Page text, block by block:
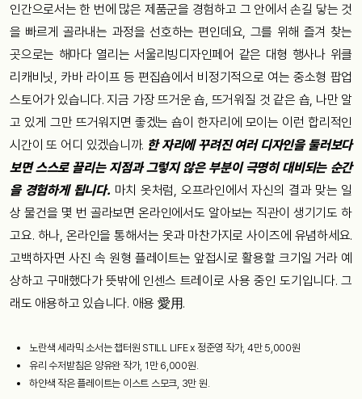
인간으로서는 한 번에 많은 제품군을 경험하고 그 안에서 손길 닿는 것
을 빠르게 골라내는 과정을 선호하는 편인데요, 그를 위해 즐겨 찾는
곳으로는 해마다 열리는 서울리빙디자인페어 같은 대형 행사나 위클
리캐비닛, 카바 라이프 등 편집숍에서 비정기적으로 여는 중소형 팝업
스토어가 있습니다. 지금 가장 뜨거운 숍, 뜨거워질 것 같은 숍, 나만 알
고 있게 그만 뜨거워지면 좋겠는 숍이 한자리에 모이는 이런 합리적인
시간이 또 어디 있겠습니까. 한 자리에 꾸려진 여러 디자인을 둘러보다
보면 스스로 끌리는 지점과 그렇지 않은 부분이 극명히 대비되는 순간
을 경험하게 됩니다. 마치 옷처럼, 오프라인에서 자신의 결과 맞는 일
상 물건을 몇 번 골라보면 온라인에서도 알아보는 직관이 생기기도 하
고요. 하나, 온라인을 통해서는 옷과 마찬가지로 사이즈에 유념하세요.
고백하자면 사진 속 원형 플레이트는 앞접시로 활용할 크기일 거라 예
상하고 구매했다가 뜻밖에 인센스 트레이로 사용 중인 도기입니다. 그
래도 애용하고 있습니다. 애용 愛用.
노란색 세라믹 소서는 챕터원 STILL LIFE x 정준영 작가, 4만 5,000원
유리 수저받침은 양유완 작가, 1만 6,000원.
하얀색 작은 플레이트는 이스트 스모크, 3만 원.